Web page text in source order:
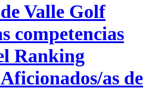
Valle Golf
competencias
Ranking
as de